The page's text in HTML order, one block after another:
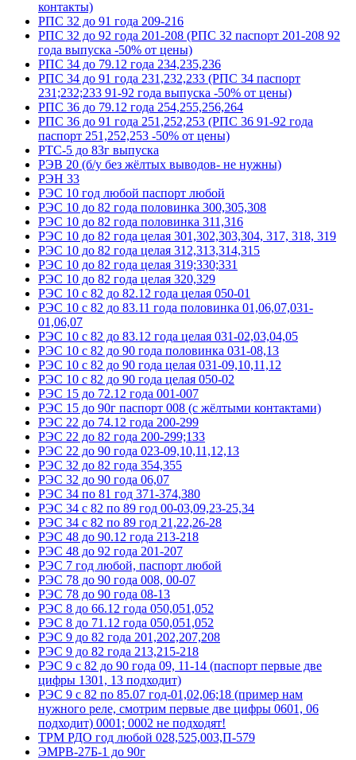
контакты)
РПС 32 до 91 года 209-216
РПС 32 до 92 года 201-208 (РПС 32 паспорт 201-208 92
года выпуска -50% от цены)
РПС 34 до 79.12 года 234,235,236
РПС 34 до 91 года 231,232,233 (РПС 34 паспорт
231;232;233 91-92 года выпуска -50% от цены)
РПС 36 до 79.12 года 254,255,256,264
РПС 36 до 91 года 251,252,253 (РПС 36 91-92 года
паспорт 251,252,253 -50% от цены)
РТС-5 до 83г выпуска
РЭВ 20 (б/у без жёлтых выводов- не нужны)
РЭН 33
РЭС 10 год любой паспорт любой
РЭС 10 до 82 года половинка 300,305,308
РЭС 10 до 82 года половинка 311,316
РЭС 10 до 82 года целая 301,302,303,304, 317, 318, 319
РЭС 10 до 82 года целая 312,313,314,315
РЭС 10 до 82 года целая 319;330;331
РЭС 10 до 82 года целая 320,329
РЭС 10 с 82 до 82.12 года целая 050-01
РЭС 10 с 82 до 83.11 года половинка 01,06,07,031-
01,06,07
РЭС 10 с 82 до 83.12 года целая 031-02,03,04,05
РЭС 10 с 82 до 90 года половинка 031-08,13
РЭС 10 с 82 до 90 года целая 031-09,10,11,12
РЭС 10 с 82 до 90 года целая 050-02
РЭС 15 до 72.12 года 001-007
РЭС 15 до 90г паспорт 008 (с жёлтыми контактами)
РЭС 22 до 74.12 года 200-299
РЭС 22 до 82 года 200-299;133
РЭС 22 до 90 года 023-09,10,11,12,13
РЭС 32 до 82 года 354,355
РЭС 32 до 90 года 06,07
РЭС 34 по 81 год 371-374,380
РЭС 34 с 82 по 89 год 00-03,09,23-25,34
РЭС 34 с 82 по 89 год 21,22,26-28
РЭС 48 до 90.12 года 213-218
РЭС 48 до 92 года 201-207
РЭС 7 год любой, паспорт любой
РЭС 78 до 90 года 008, 00-07
РЭС 78 до 90 года 08-13
РЭС 8 до 66.12 года 050,051,052
РЭС 8 до 71.12 года 050,051,052
РЭС 9 до 82 года 201,202,207,208
РЭС 9 до 82 года 213,215-218
РЭС 9 с 82 до 90 года 09, 11-14 (паспорт первые две
цифры 1301, 13 подходит)
РЭС 9 с 82 по 85.07 год-01,02,06;18 (пример нам
нужного реле, смотрим первые две цифры 0601, 06
подходит) 0001; 0002 не подходят!
ТРМ РДО год любой 028,525,003,П-579
ЭМРВ-27Б-1 до 90г